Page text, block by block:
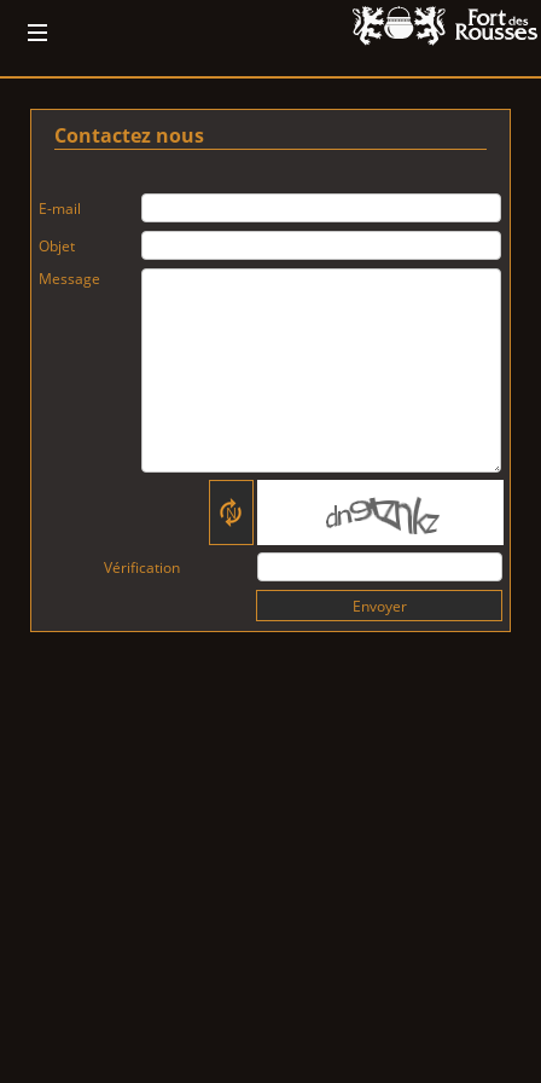
Contactez nous
E-mail
Objet
Message
N
Vérification
Envoyer